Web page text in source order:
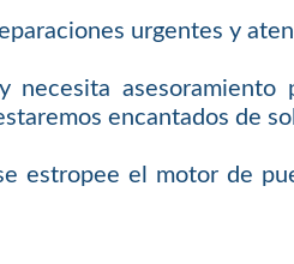
urgentes y
necesita
encantados de
estropee el motor de